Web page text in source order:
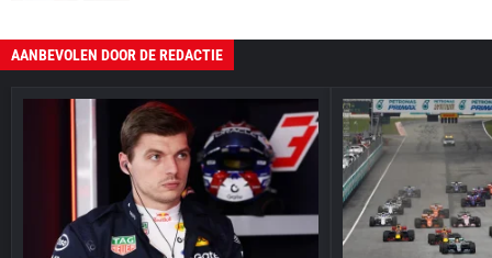
AANBEVOLEN DOOR DE REDACTIE